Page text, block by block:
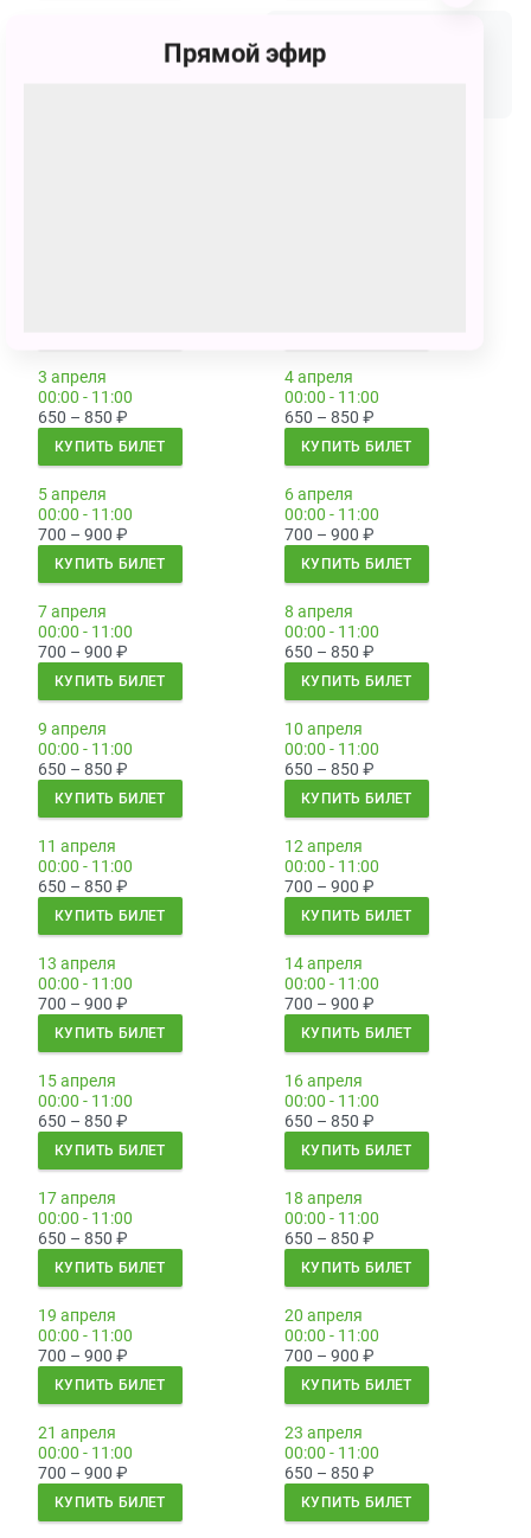
00:00 - 11:00
700 – 900
3 апреля
00:00 - 11:00
650 – 850 ₽
КУПИТЬ БИЛЕТ
4 апреля
00:00 - 11:00
650 – 850 ₽
КУПИТЬ БИЛЕТ
5 апреля
00:00 - 11:00
700 – 900 ₽
КУПИТЬ БИЛЕТ
6 апреля
00:00 - 11:00
700 – 900 ₽
КУПИТЬ БИЛЕТ
7 апреля
00:00 - 11:00
700 – 900 ₽
КУПИТЬ БИЛЕТ
8 апреля
00:00 - 11:00
650 – 850 ₽
КУПИТЬ БИЛЕТ
9 апреля
00:00 - 11:00
650 – 850 ₽
КУПИТЬ БИЛЕТ
10 апреля
00:00 - 11:00
650 – 850 ₽
КУПИТЬ БИЛЕТ
11 апреля
00:00 - 11:00
650 – 850 ₽
КУПИТЬ БИЛЕТ
12 апреля
00:00 - 11:00
700 – 900 ₽
КУПИТЬ БИЛЕТ
13 апреля
00:00 - 11:00
700 – 900 ₽
КУПИТЬ БИЛЕТ
14 апреля
00:00 - 11:00
700 – 900 ₽
КУПИТЬ БИЛЕТ
15 апреля
00:00 - 11:00
650 – 850 ₽
КУПИТЬ БИЛЕТ
16 апреля
00:00 - 11:00
650 – 850 ₽
КУПИТЬ БИЛЕТ
17 апреля
00:00 - 11:00
650 – 850 ₽
КУПИТЬ БИЛЕТ
18 апреля
00:00 - 11:00
650 – 850 ₽
КУПИТЬ БИЛЕТ
19 апреля
00:00 - 11:00
700 – 900 ₽
КУПИТЬ БИЛЕТ
20 апреля
00:00 - 11:00
700 – 900 ₽
КУПИТЬ БИЛЕТ
21 апреля
00:00 - 11:00
700 – 900 ₽
КУПИТЬ БИЛЕТ
23 апреля
00:00 - 11:00
650 – 850 ₽
КУПИТЬ БИЛЕТ
Прямой эфир